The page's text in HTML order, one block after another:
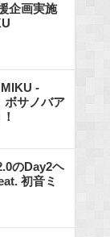
企画実施
-
ボサノバア
のDay2ヘ
初音ミ